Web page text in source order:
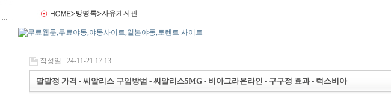
작성일 : 24-11-21 17:13
팔팔정 가격 - 씨알리스 구입방법 - 씨알리스5MG - 비아그라온라인 - 구구정 효과 - 럭스비아